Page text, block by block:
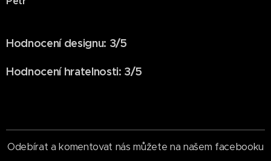
Hodnocení designu: 3/5
Hodnocení hratelnosti: 3/5
Odebírat a komentovat nás můžete na našem facebooku